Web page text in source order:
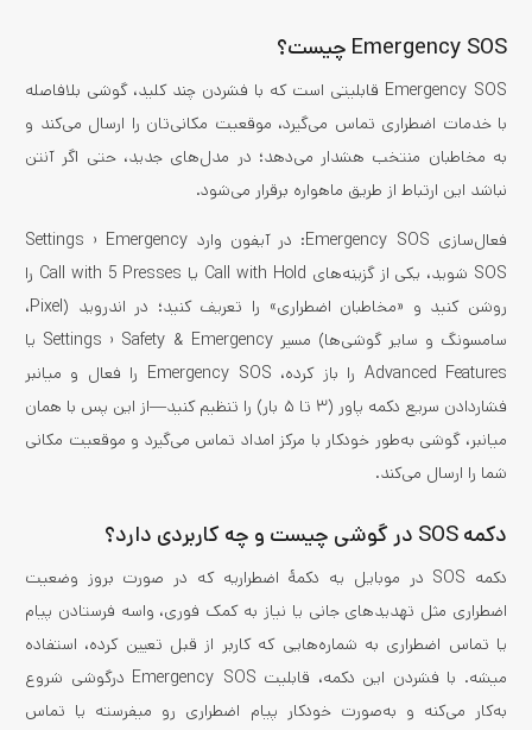
Emergency SOS چیست؟
Emergency SOS قابلیتی است که با فشردن چند کلید، گوشی بلافاصله
با خدمات اضطراری تماس می‌گیرد، موقعیت مکانی‌تان را ارسال می‌کند و
به مخاطبان منتخب هشدار می‌دهد؛ در مدل‌های جدید، حتی اگر آنتن
نباشد این ارتباط از طریق ماهواره برقرار می‌شود.
فعال‌سازی Emergency SOS: در آیفون وارد Settings › Emergency
SOS شوید، یکی از گزینه‌های Call with Hold یا Call with 5 Presses را
روشن کنید و «مخاطبان اضطراری» را تعریف کنید؛ در اندروید (Pixel،
سامسونگ و سایر گوشی‌ها) مسیر Settings › Safety & Emergency یا
Advanced Features را باز کرده، Emergency SOS را فعال و میانبر
فشاردادن سریع دکمه پاور (۳ تا ۵ بار) را تنظیم کنید—از این پس با همان
میانبر، گوشی به‌طور خودکار با مرکز امداد تماس می‌گیرد و موقعیت مکانی
شما را ارسال می‌کند.
دکمه SOS در گوشی چیست و چه کاربردی دارد؟
دکمه SOS در موبایل یه دکمۀ اضطراریه که در صورت بروز وضعیت
اضطراری مثل تهدیدهای جانی یا نیاز به کمک فوری، واسه فرستادن پیام
یا تماس اضطراری به شماره‌هایی که کاربر از قبل تعیین کرده، استفاده
میشه. با فشردن این دکمه، قابلیت Emergency SOS درگوشی شروع
به‌کار می‌کنه و به‌صورت خودکار پیام اضطراری رو میفرسته یا تماس